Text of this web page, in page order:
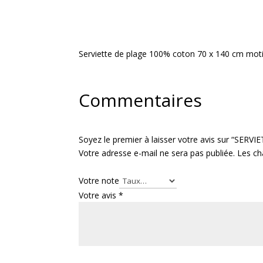
Serviette de plage 100% coton 70 x 140 cm
Commentaires
Soyez le premier à laisser votre avis sur
Votre adresse e-mail ne sera pas publiée. Les
Votre note
Votre avis*